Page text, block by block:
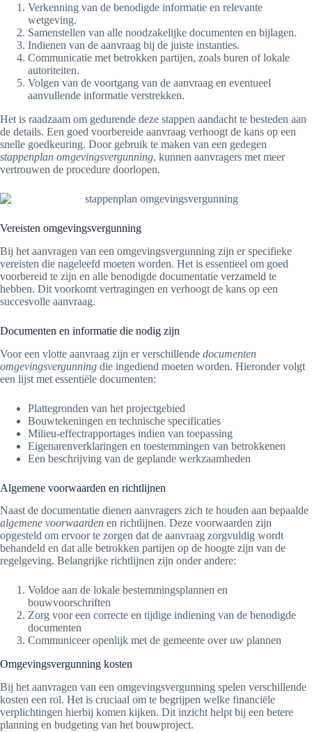
Verkenning van de benodigde informatie en relevante
wetgeving.
Samenstellen van alle noodzakelijke documenten en bijlagen.
Indienen van de aanvraag bij de juiste instanties.
Communicatie met betrokken partijen, zoals buren of lokale
autoriteiten.
Volgen van de voortgang van de aanvraag en eventueel
aanvullende informatie verstrekken.
Het is raadzaam om gedurende deze stappen aandacht te besteden aan
de details. Een goed voorbereide aanvraag verhoogt de kans op een
snelle goedkeuring. Door gebruik te maken van een gedegen
stappenplan omgevingsvergunning, kunnen aanvragers met meer
vertrouwen de procedure doorlopen.
Vereisten omgevingsvergunning
Bij het aanvragen van een omgevingsvergunning zijn er specifieke
vereisten die nageleefd moeten worden. Het is essentieel om goed
voorbereid te zijn en alle benodigde documentatie verzameld te
hebben. Dit voorkomt vertragingen en verhoogt de kans op een
succesvolle aanvraag.
Documenten en informatie die nodig zijn
Voor een vlotte aanvraag zijn er verschillende documenten
omgevingsvergunning die ingediend moeten worden. Hieronder volgt
een lijst met essentiële documenten:
Plattegronden van het projectgebied
Bouwtekeningen en technische specificaties
Milieu-effectrapportages indien van toepassing
Eigenarenverklaringen en toestemmingen van betrokkenen
Een beschrijving van de geplande werkzaamheden
Algemene voorwaarden en richtlijnen
Naast de documentatie dienen aanvragers zich te houden aan bepaalde
algemene voorwaarden en richtlijnen. Deze voorwaarden zijn
opgesteld om ervoor te zorgen dat de aanvraag zorgvuldig wordt
behandeld en dat alle betrokken partijen op de hoogte zijn van de
regelgeving. Belangrijke richtlijnen zijn onder andere:
Voldoe aan de lokale bestemmingsplannen en
bouwvoorschriften
Zorg voor een correcte en tijdige indiening van de benodigde
documenten
Communiceer openlijk met de gemeente over uw plannen
Omgevingsvergunning kosten
Bij het aanvragen van een omgevingsvergunning spelen verschillende
kosten een rol. Het is cruciaal om te begrijpen welke financiële
verplichtingen hierbij komen kijken. Dit inzicht helpt bij een betere
planning en budgeting van het bouwproject.